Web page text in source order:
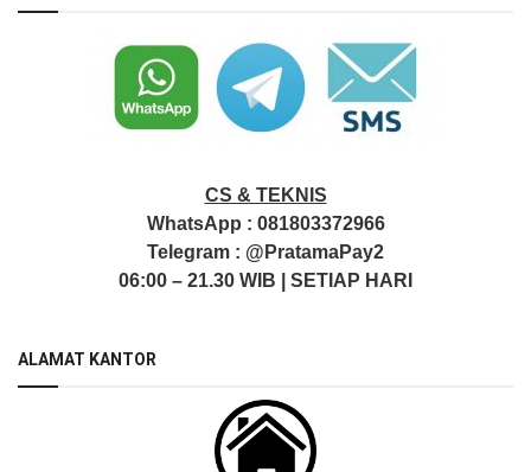
CS & TEKNIS
WhatsApp : 081803372966
Telegram : @PratamaPay2
06:00 – 21.30 WIB | SETIAP HARI
ALAMAT KANTOR